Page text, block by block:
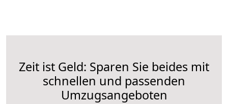
Zeit ist Geld: Sparen Sie beides mit
schnellen und passenden
Umzugsangeboten